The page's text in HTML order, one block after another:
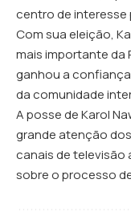
centro de interesse
Com sua eleição,
mais importante da
ganhou a
da comunidade
A posse de Karol
grande atenção
canais de televisão
sobre o processo